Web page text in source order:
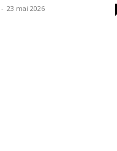
- 23 mai 2026